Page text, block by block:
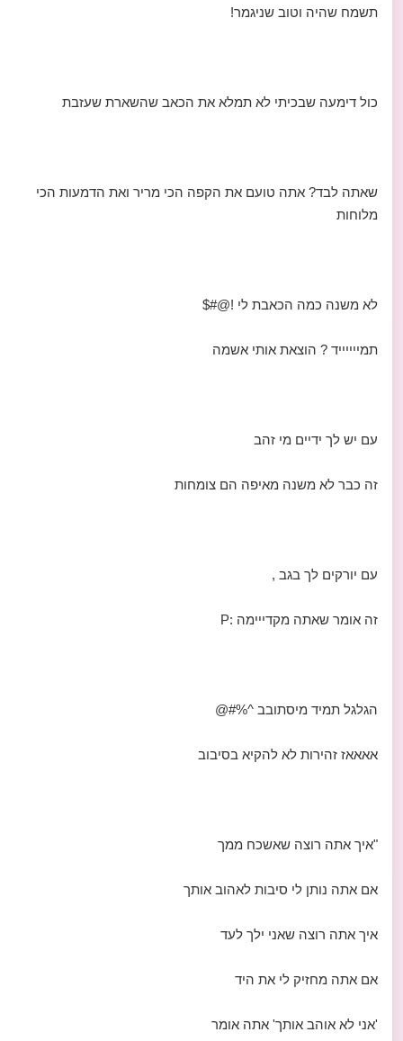
תשמח שהיה וטוב שניגמר!
כול דימעה שבכיתי לא תמלא את הכאב שהשארת שעזבת
שאתה לבד? אתה טועם את הקפה הכי מריר ואת הדמעות הכי
מלוחות
לא משנה כמה הכאבת לי !@#$
תמייייייד ? הוצאת אותי אשמה
עם יש לך ידיים מי זהב
זה כבר לא משנה מאיפה הם צומחות
עם יורקים לך בגב ,
זה אומר שאתה מקדייימה :P
הגלגל תמיד מיסתובב ^%#@
אאאאז זהירות לא להקיא בסיבוב
"איך אתה רוצה שאשכח ממך
אם אתה נותן לי סיבות לאהוב אותך
איך אתה רוצה שאני ילך לעד
אם אתה מחזיק לי את היד
'אני לא אוהב אותך' אתה אומר